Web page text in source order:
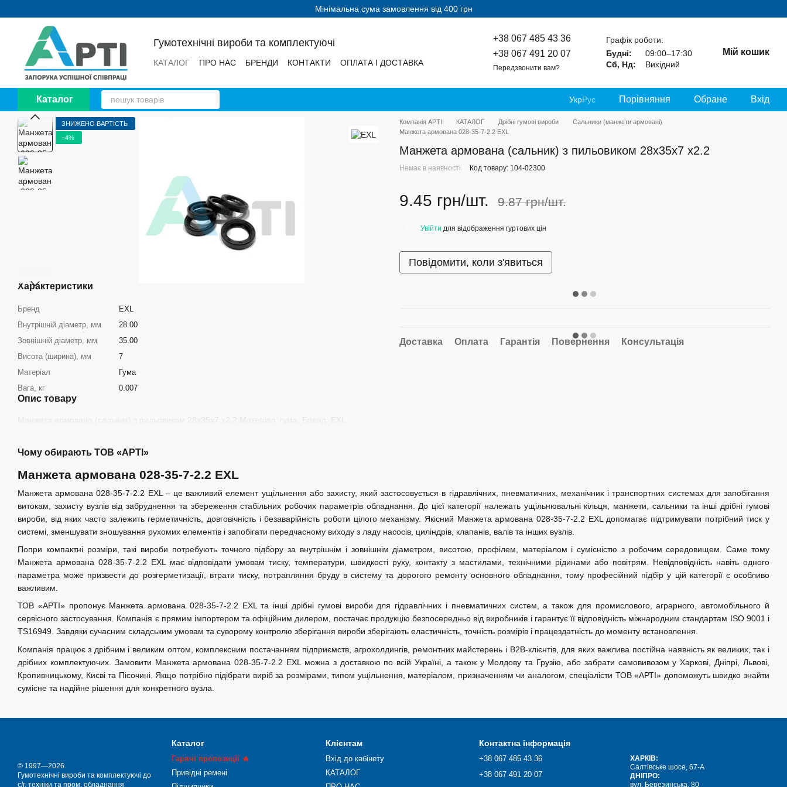
Мінімальна сума замовлення від 400 грн
Гумотехнічні вироби та комплектуючі
КАТАЛОГ ПРО НАС БРЕНДИ КОНТАКТИ
ОПЛАТА І ДОСТАВКА
+38 067 485 43 36
+38 067 491 20 07
Передзвонити вам?
Графік роботи:
Будні:
09:00–17:30
Сб, Нд:
Вихідний
Мій кошик
Каталог УкрРус Порівняння Обране Вхід
ЗНИЖЕНО ВАРТІСТЬ
−4%
Характеристики
Бренд
EXL
Внутрішній діаметр, мм
28.00
Зовнішній діаметр, мм
35.00
Висота (ширина), мм
7
Матеріал
Гума
Вага, кг
0.007
Опис товару
Манжета армована (сальник) з пильовиком 28x35x7 x2.2 Матеріал: гума. Бренд: EXL.
Компанія АРТІ КАТАЛОГ Дрібні гумові вироби
Сальники (манжети армовані)
Манжета армована 028-35-7-2.2 EXL
Манжета армована (сальник) з пильовиком 28x35x7 x2.2
Немає в наявності Код товару: 104-02300
9.45 грн/шт. 9.87 грн/шт.
Увійти для відображення гуртових цін
Повідомити, коли з'явиться
Доставка Оплата Гарантія Повернення Консультація
Чому обирають ТОВ «АРТІ»
Манжета армована 028-35-7-2.2 EXL
Манжета армована 028-35-7-2.2 EXL – це важливий елемент ущільнення або захисту, який застосовується в гідравлічних, пневматичних, механічних і транспортних системах для запобігання
витокам, захисту вузлів від забруднення та збереження стабільних робочих параметрів обладнання. До цієї категорії належать ущільнювальні кільця, манжети, сальники та інші дрібні гумові
вироби, від яких часто залежить герметичність, довговічність і безаварійність роботи цілого механізму. Якісний Манжета армована 028-35-7-2.2 EXL допомагає підтримувати потрібний тиск у
системі, зменшувати зношування рухомих елементів і запобігати передчасному виходу з ладу насосів, циліндрів, клапанів, валів та інших вузлів.
Попри компактні розміри, такі вироби потребують точного підбору за внутрішнім і зовнішнім діаметром, висотою, профілем, матеріалом і сумісністю з робочим середовищем. Саме тому
Манжета армована 028-35-7-2.2 EXL має відповідати умовам тиску, температури, швидкості руху, контакту з мастилами, технічними рідинами або повітрям. Невідповідність навіть одного
параметра може призвести до розгерметизації, втрати тиску, потрапляння бруду в систему та дорогого ремонту основного обладнання, тому професійний підбір у цій категорії є особливо
важливим.
ТОВ «АРТІ» пропонує Манжета армована 028-35-7-2.2 EXL та інші дрібні гумові вироби для гідравлічних і пневматичних систем, а також для промислового, аграрного, автомобільного й
сервісного застосування. Компанія є прямим імпортером та офіційним дилером, постачає продукцію безпосередньо від виробників і гарантує її відповідність міжнародним стандартам ISO 9001 і
TS16949. Завдяки сучасним складським умовам та суворому контролю зберігання вироби зберігають еластичність, точність розмірів і працездатність до моменту встановлення.
Компанія працює з дрібним і великим оптом, комплексним постачанням підприємств, агрохолдингів, ремонтних майстерень і B2B-клієнтів, для яких важлива постійна наявність як великих, так і
дрібних комплектуючих. Замовити Манжета армована 028-35-7-2.2 EXL можна з доставкою по всій Україні, а також у Молдову та Грузію, або забрати самовивозом у Харкові, Дніпрі, Львові,
Кропивницькому, Києві та Пісочині. Якщо потрібно підібрати виріб за розмірами, типом ущільнення, матеріалом, призначенням чи аналогом, спеціалісти ТОВ «АРТІ» допоможуть швидко знайти
сумісне та надійне рішення для конкретного вузла.
© 1997—2026
Гумотехнічні вироби та комплектуючі до
с/г. техніки та пром. обладнання
Каталог
Гарячі пропозиції 🔥
Привідні ремені
Клієнтам
Вхід до кабінету
КАТАЛОГ
Контактна інформація
+38 067 485 43 36
+38 067 491 20 07
ХАРКІВ:
Салтівське шосе, 67-А
ДНІПРО:
вул. Березинська, 80